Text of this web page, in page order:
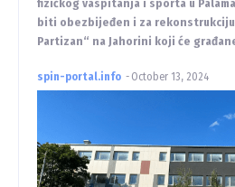
fizičkog vaspitanja i sporta u
biti obezbijeđen i za
Partizan“ na Jahorini koji će
spin-portal.info - October 13, 2024